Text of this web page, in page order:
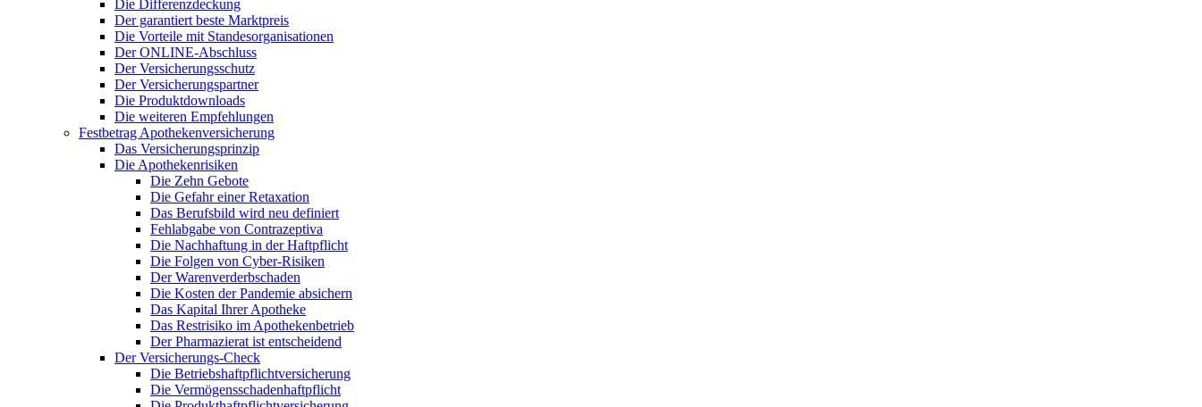
Die Differenzdeckung
Der garantiert beste Marktpreis
Die Vorteile mit Standesorganisationen
Der ONLINE-Abschluss
Der Versicherungsschutz
Der Versicherungspartner
Die Produktdownloads
Die weiteren Empfehlungen
Festbetrag Apothekenversicherung
Das Versicherungsprinzip
Die Apothekenrisiken
Die Zehn Gebote
Die Gefahr einer Retaxation
Das Berufsbild wird neu definiert
Fehlabgabe von Contrazeptiva
Die Nachhaftung in der Haftpflicht
Die Folgen von Cyber-Risiken
Der Warenverderbschaden
Die Kosten der Pandemie absichern
Das Kapital Ihrer Apotheke
Das Restrisiko im Apothekenbetrieb
Der Pharmazierat ist entscheidend
Der Versicherungs-Check
Die Betriebshaftpflichtversicherung
Die Vermögensschadenhaftpflicht